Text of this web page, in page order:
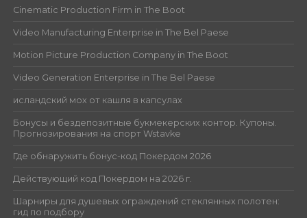
Cinematic Production Firm in The Boot
Video Manufacturing Enterprise in The Bel Paese
Motion Picture Production Company in The Boot
Video Generation Enterprise in The Bel Paese
исландский мох от кашля в капсулах
Бонусы и бездепозитные букмекерских контор. Купоны.
Прогнозирования на спорт Wstavke
Где обнаружить бонус-код Покердом 2026
Действующий код Покердом на 2026 г.
Шарниры для душевых ограждений стеклянных полотен:
гид по подбору